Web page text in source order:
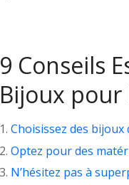
9 Conseils
Bijoux pour
Choisissez des
Optez pour des
N’hésitez pas à